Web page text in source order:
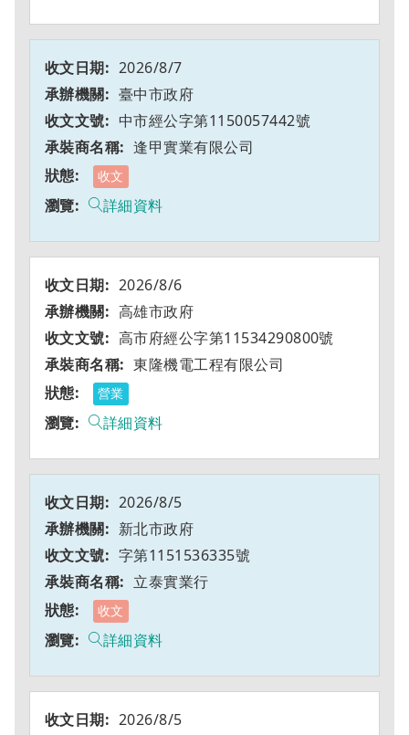
2026/8/7
臺中市政府
中市經公字第1150057442號
逢甲實業有限公司
收文
詳細資料
2026/8/6
高雄市政府
高市府經公字第11534290800號
東隆機電工程有限公司
營業
詳細資料
2026/8/5
新北市政府
字第1151536335號
立泰實業行
收文
詳細資料
2026/8/5